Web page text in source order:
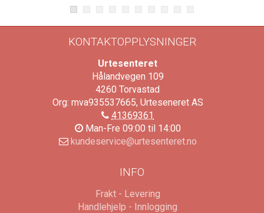
KONTAKTOPPLYSNINGER
Urtesenteret
Hålandvegen 109
4260 Torvastad
Org: mva935537665, Urteseneret AS
41369361
Man-Fre 09:00 til 14:00
kundeservice@urtesenteret.no
INFO
Frakt - Levering
Handlehjelp - Innlogging